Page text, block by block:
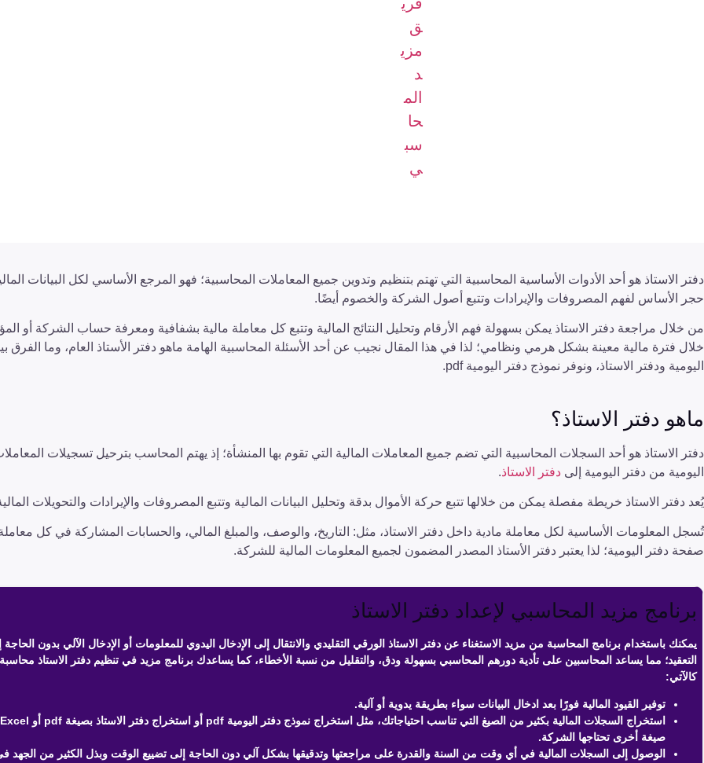
دفتر الاستاذ هو أحد الأدوات الأساسية المحاسبية التي تهتم بتنظيم وتدوين جميع المعاملات المحاسبية؛ فهو المرجع الأساسي لكل البيانات
حجر الأساس لفهم المصروفات والإيرادات وتتبع أصول الشركة والخصوم أيضًا.
من خلال مراجعة دفتر الاستاذ يمكن بسهولة فهم الأرقام وتحليل النتائج المالية وتتبع كل معاملة مالية بشفافية ومعرفة حساب الشركة أو
خلال فترة مالية معينة بشكل هرمي ونظامي؛ لذا في هذا المقال نجيب عن أحد الأسئلة المحاسبية الهامة ماهو دفتر الأستاذ العام، وما الفرق
اليومية ودفتر الاستاذ، ونوفر نموذج دفتر اليومية pdf.
ماهو دفتر الاستاذ؟
دفتر الاستاذ هو أحد السجلات المحاسبية التي تضم جميع المعاملات المالية التي تقوم بها المنشأة؛ إذ يهتم المحاسب بترحيل تسجيلات
اليومية من دفتر اليومية إلى دفتر الاستاذ.
يُعد دفتر الاستاذ خريطة مفصلة يمكن من خلالها تتبع حركة الأموال بدقة وتحليل البيانات المالية وتتبع المصروفات والإيرادات والتحويلات
تُسجل المعلومات الأساسية لكل معاملة مادية داخل دفتر الاستاذ، مثل: التاريخ، والوصف، والمبلغ المالي، والحسابات المشاركة في كل
صفحة دفتر اليومية؛ لذا يعتبر دفتر الأستاذ المصدر المضمون لجميع المعلومات المالية للشركة.
برنامج مزيد المحاسبي لإعداد دفتر الاستاذ
يمكنك باستخدام برنامج المحاسبة من مزيد الاستغناء عن دفتر الاستاذ الورقي التقليدي والانتقال إلى الإدخال اليدوي للمعلومات أو الإدخال الآلي بدون الحاجة
التعقيد؛ مما يساعد المحاسبين على تأدية دورهم المحاسبي بسهولة ودق، والتقليل من نسبة الأخطاء، كما يساعدك برنامج مزيد في تنظيم دفتر الاستاذ محاسبة
كالآتي:
توفير القيود المالية فورًا بعد ادخال البيانات سواء بطريقة يدوية أو آلية.
صيغة أخرى تحتاجها الشركة.
الوصول إلى السجلات المالية في أي وقت من السنة والقدرة على مراجعتها وتدقيقها بشكل آلي دون الحاجة إلى تضييع الوقت وبذل الكثير من الجهد